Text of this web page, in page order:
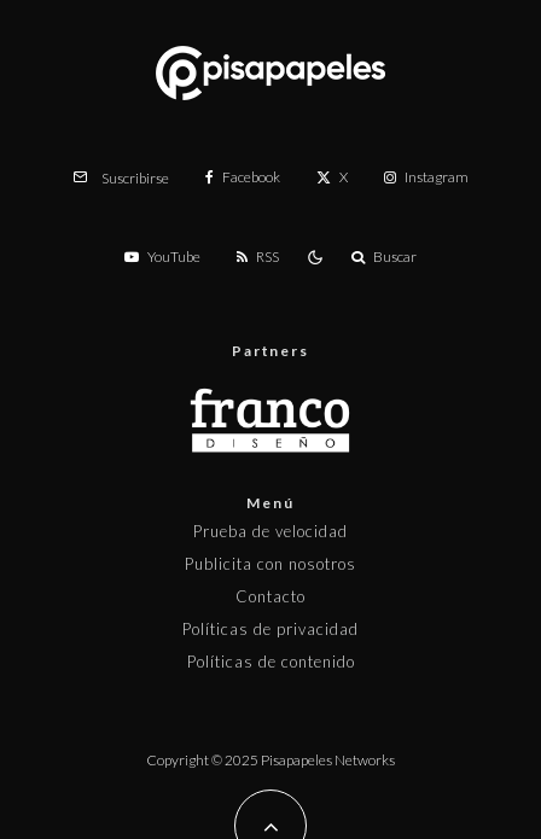
Suscribirse Facebook X Instagram
YouTube RSS Buscar
Partners
Menú
Prueba de velocidad
Publicita con nosotros
Contacto
Políticas de privacidad
Políticas de contenido
Copyright © 2025 Pisapapeles Networks